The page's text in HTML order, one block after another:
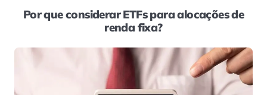
Por que considerar ETFs para alocações de
renda fixa?